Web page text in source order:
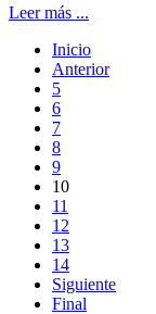
Leer más ...
Inicio
Anterior
5
6
7
8
9
10
11
12
13
14
Siguiente
Final